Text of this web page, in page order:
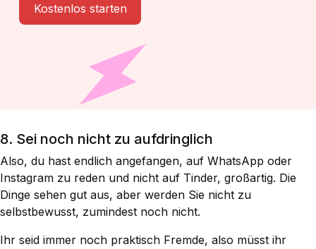
Kostenlos starten
8. Sei noch nicht zu aufdringlich
Also, du hast endlich angefangen, auf WhatsApp oder
Instagram zu reden und nicht auf Tinder, großartig. Die
Dinge sehen gut aus, aber werden Sie nicht zu
selbstbewusst, zumindest noch nicht.
Ihr seid immer noch praktisch Fremde, also müsst ihr